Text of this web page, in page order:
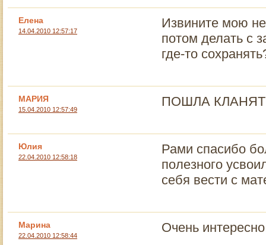
Елена
14.04.2010 12:57:17
Извините мою
потом делать с
где-то
МАРИЯ
15.04.2010 12:57:49
ПОШЛА
Юлия
22.04.2010 12:58:18
Рами спасибо
полезного
себя вести с
Марина
22.04.2010 12:58:44
Очень